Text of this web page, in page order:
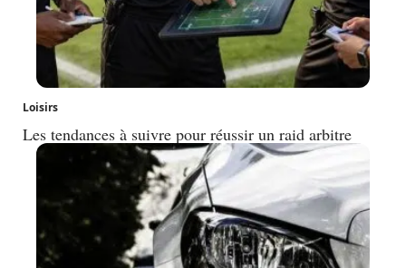
Loisirs
Les tendances à suivre pour réussir un raid arbitre